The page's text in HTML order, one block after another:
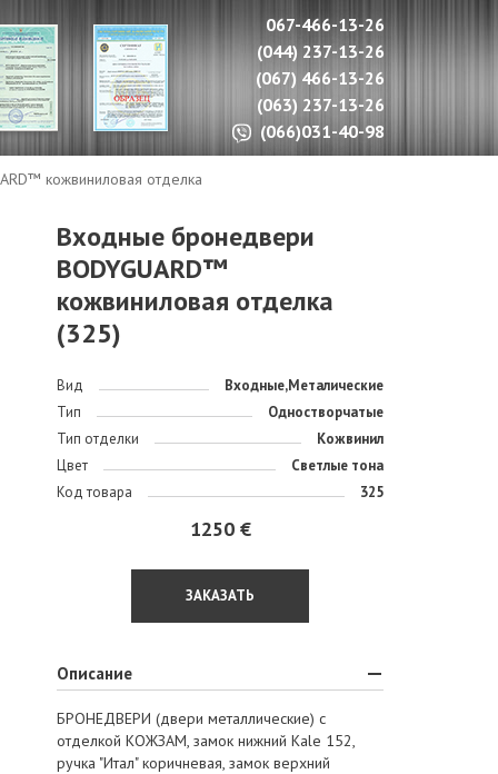
067-466-13-26
(044) 237-13-26
(067) 466-13-26
(063) 237-13-26
(066)031-40-98
кожвиниловая отделка
Входные бронедвери
BODYGUARD™
кожвиниловая отделка
(325)
Вид
Входные,Металические
Тип
Одностворчатые
Тип отделки
Кожвинил
Цвет
Светлые тона
Код товара
325
1250 €
ЗАКАЗАТЬ
Описание
БРОНЕДВЕРИ (двери металлические) с
отделкой КОЖЗАМ, замок нижний Kale 152,
ручка "Итал" коричневая, замок верхний